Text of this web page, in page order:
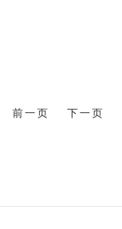
前一页 下一页